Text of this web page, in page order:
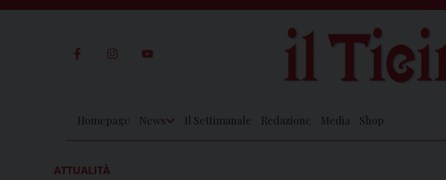
Homepage News Il Settimanale Redazione Media Shop
ATTUALITÀ